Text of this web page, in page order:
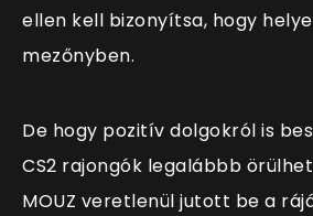
ellen kell bizonyítsa, hogy
mezőnyben.
De hogy pozitív dolgokról is
CS2 rajongók legalábbb
MOUZ veretlenül jutott be a